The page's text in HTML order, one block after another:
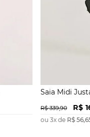
Saia Midi
R$ 339,90 R$
ou 3x de R$ 56,